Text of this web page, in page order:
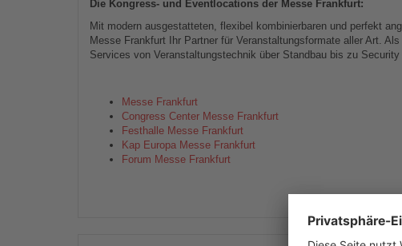
Die Kongress- und Eventlocations der Messe Frankfurt:
Mit modern ausgestatteten, flexibel kombinierbaren und perfekt
Messe Frankfurt Ihr Partner für Veranstaltungsformate aller Art.
Services von Veranstaltungstechnik über Standbau bis zu Security
Messe Frankfurt
Congress Center Messe Frankfurt
Festhalle Messe Frankfurt
Kap Europa Messe Frankfurt
Forum Messe Frankfurt